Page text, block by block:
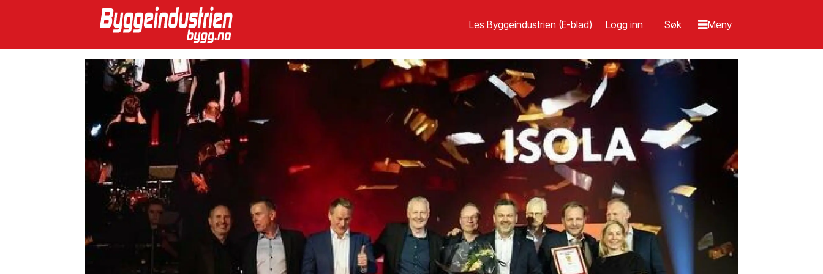
Les Byggeindustrien (E-blad) Logg inn